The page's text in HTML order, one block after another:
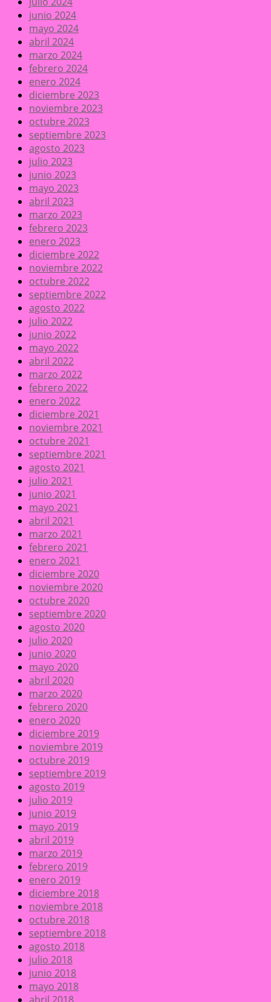
junio 2024
mayo 2024
abril 2024
marzo 2024
febrero 2024
enero 2024
diciembre 2023
noviembre 2023
octubre 2023
septiembre 2023
agosto 2023
julio 2023
junio 2023
mayo 2023
abril 2023
marzo 2023
febrero 2023
enero 2023
diciembre 2022
noviembre 2022
octubre 2022
septiembre 2022
agosto 2022
julio 2022
junio 2022
mayo 2022
abril 2022
marzo 2022
febrero 2022
enero 2022
diciembre 2021
noviembre 2021
octubre 2021
septiembre 2021
agosto 2021
julio 2021
junio 2021
mayo 2021
abril 2021
marzo 2021
febrero 2021
enero 2021
diciembre 2020
noviembre 2020
octubre 2020
septiembre 2020
agosto 2020
julio 2020
junio 2020
mayo 2020
abril 2020
marzo 2020
febrero 2020
enero 2020
diciembre 2019
noviembre 2019
octubre 2019
septiembre 2019
agosto 2019
julio 2019
junio 2019
mayo 2019
abril 2019
marzo 2019
febrero 2019
enero 2019
diciembre 2018
noviembre 2018
octubre 2018
septiembre 2018
agosto 2018
julio 2018
junio 2018
mayo 2018